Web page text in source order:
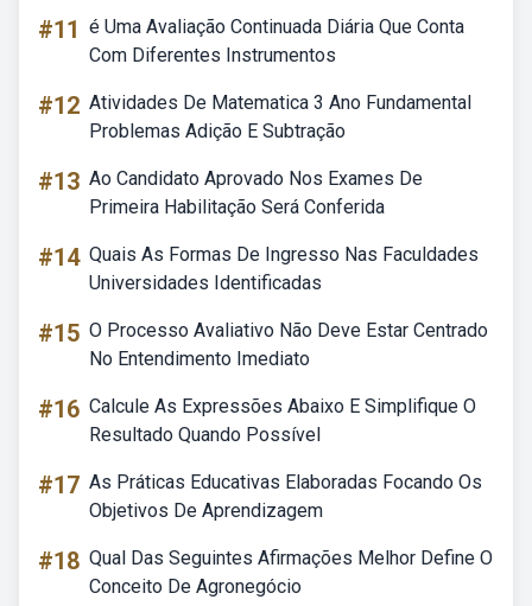
#11 é Uma Avaliação Continuada Diária Que Conta
Com Diferentes Instrumentos
#12 Atividades De Matematica 3 Ano Fundamental
Problemas Adição E Subtração
#13 Ao Candidato Aprovado Nos Exames De
Primeira Habilitação Será Conferida
#14 Quais As Formas De Ingresso Nas Faculdades
Universidades Identificadas
#15 O Processo Avaliativo Não Deve Estar Centrado
No Entendimento Imediato
#16 Calcule As Expressões Abaixo E Simplifique O
Resultado Quando Possível
#17 As Práticas Educativas Elaboradas Focando Os
Objetivos De Aprendizagem
#18 Qual Das Seguintes Afirmações Melhor Define O
Conceito De Agronegócio